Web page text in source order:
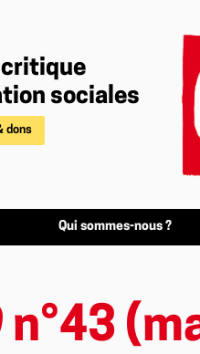
critique
sociales
dons
Qui sommes-nous ?
n°43